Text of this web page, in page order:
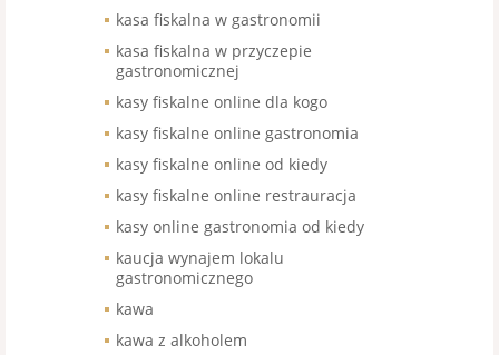
kasa fiskalna w gastronomii
kasa fiskalna w przyczepie
gastronomicznej
kasy fiskalne online dla kogo
kasy fiskalne online gastronomia
kasy fiskalne online od kiedy
kasy fiskalne online restrauracja
kasy online gastronomia od kiedy
kaucja wynajem lokalu
gastronomicznego
kawa
kawa z alkoholem